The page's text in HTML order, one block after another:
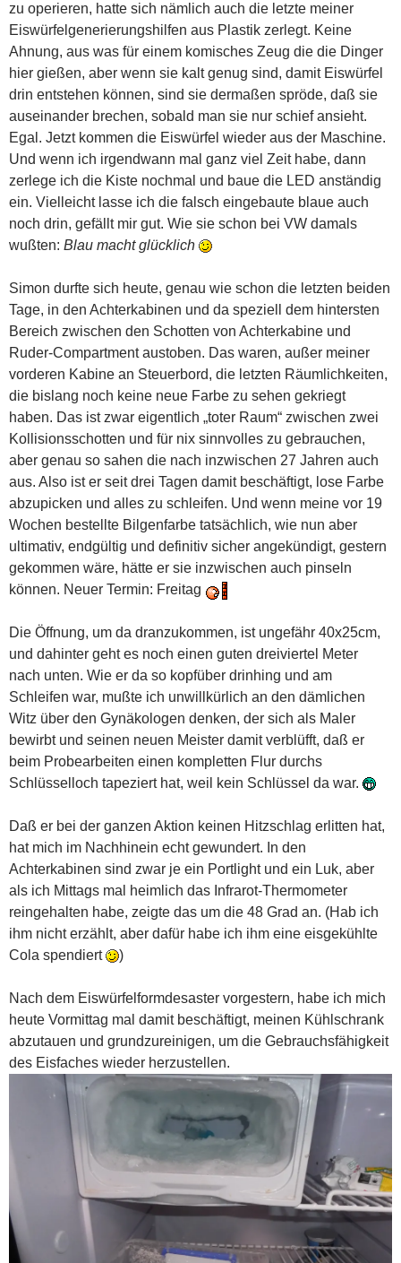
zu operieren, hatte sich nämlich auch die letzte meiner
Eiswürfelgenerierungshilfen aus Plastik zerlegt. Keine
Ahnung, aus was für einem komisches Zeug die die Dinger
hier gießen, aber wenn sie kalt genug sind, damit Eiswürfel
drin entstehen können, sind sie dermaßen spröde, daß sie
auseinander brechen, sobald man sie nur schief ansieht.
Egal. Jetzt kommen die Eiswürfel wieder aus der Maschine.
Und wenn ich irgendwann mal ganz viel Zeit habe, dann
zerlege ich die Kiste nochmal und baue die LED anständig
ein. Vielleicht lasse ich die falsch eingebaute blaue auch
noch drin, gefällt mir gut. Wie sie schon bei VW damals
wußten: Blau macht glücklich
Simon durfte sich heute, genau wie schon die letzten beiden
Tage, in den Achterkabinen und da speziell dem hintersten
Bereich zwischen den Schotten von Achterkabine und
Ruder-Compartment austoben. Das waren, außer meiner
vorderen Kabine an Steuerbord, die letzten Räumlichkeiten,
die bislang noch keine neue Farbe zu sehen gekriegt
haben. Das ist zwar eigentlich „toter Raum“ zwischen zwei
Kollisionsschotten und für nix sinnvolles zu gebrauchen,
aber genau so sahen die nach inzwischen 27 Jahren auch
aus. Also ist er seit drei Tagen damit beschäftigt, lose Farbe
abzupicken und alles zu schleifen. Und wenn meine vor 19
Wochen bestellte Bilgenfarbe tatsächlich, wie nun aber
ultimativ, endgültig und definitiv sicher angekündigt, gestern
gekommen wäre, hätte er sie inzwischen auch pinseln
können. Neuer Termin: Freitag
Die Öffnung, um da dranzukommen, ist ungefähr 40x25cm,
und dahinter geht es noch einen guten dreiviertel Meter
nach unten. Wie er da so kopfüber drinhing und am
Schleifen war, mußte ich unwillkürlich an den dämlichen
Witz über den Gynäkologen denken, der sich als Maler
bewirbt und seinen neuen Meister damit verblüfft, daß er
beim Probearbeiten einen kompletten Flur durchs
Schlüsselloch tapeziert hat, weil kein Schlüssel da war.
Daß er bei der ganzen Aktion keinen Hitzschlag erlitten hat,
hat mich im Nachhinein echt gewundert. In den
Achterkabinen sind zwar je ein Portlight und ein Luk, aber
als ich Mittags mal heimlich das Infrarot-Thermometer
reingehalten habe, zeigte das um die 48 Grad an. (Hab ich
ihm nicht erzählt, aber dafür habe ich ihm eine eisgekühlte
Cola spendiert
)
Nach dem Eiswürfelformdesaster vorgestern, habe ich mich
heute Vormittag mal damit beschäftigt, meinen Kühlschrank
abzutauen und grundzureinigen, um die Gebrauchsfähigkeit
des Eisfaches wieder herzustellen.